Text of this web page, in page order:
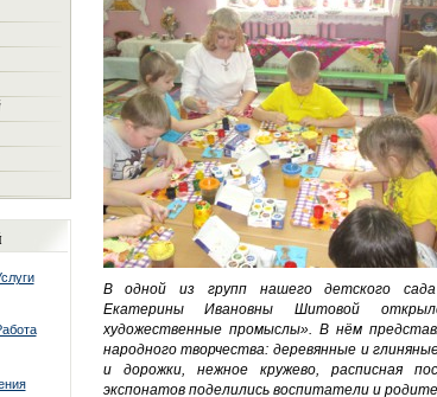
В одной из групп нашего детского
Екатерины Ивановны Шитовой
художественные промыслы». В нём
народного творчества: деревянные и
и дорожки, нежное кружево, расписная
экспонатов поделились воспитатели и